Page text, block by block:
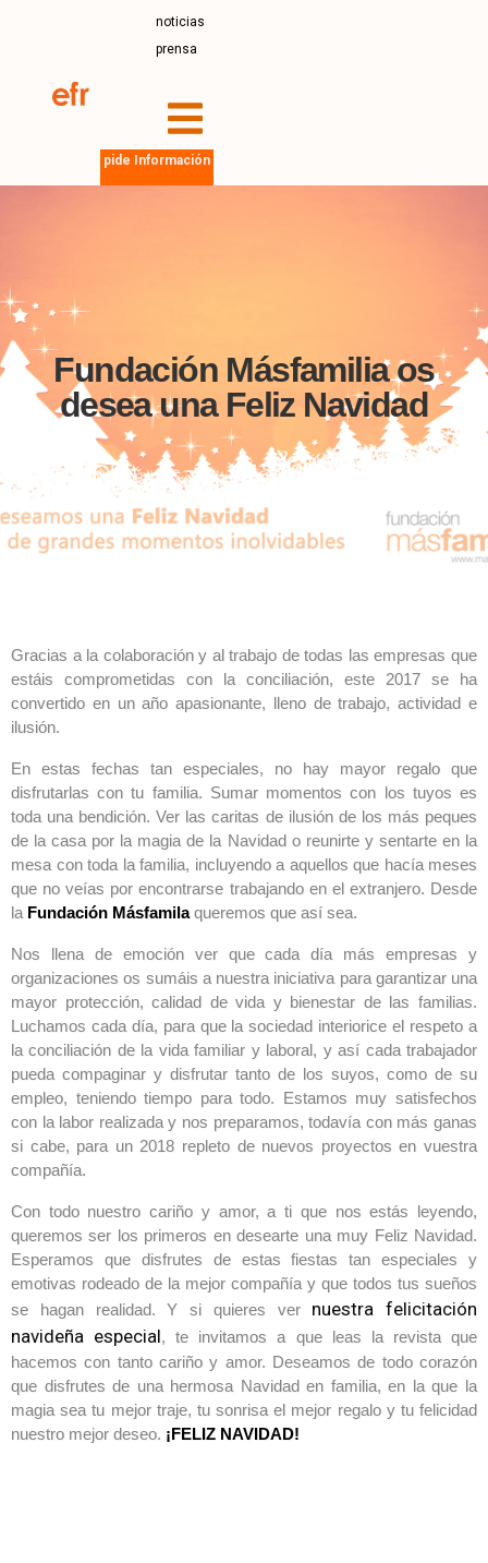
noticias
prensa
pide Información
Fundación Másfamilia os
desea una Feliz Navidad
Gracias a la colaboración y al trabajo de todas las empresas que
estáis comprometidas con la conciliación, este 2017 se ha
convertido en un año apasionante, lleno de trabajo, actividad e
ilusión.
En estas fechas tan especiales, no hay mayor regalo que
disfrutarlas con tu familia. Sumar momentos con los tuyos es
toda una bendición. Ver las caritas de ilusión de los más peques
de la casa por la magia de la Navidad o reunirte y sentarte en la
mesa con toda la familia, incluyendo a aquellos que hacía meses
que no veías por encontrarse trabajando en el extranjero. Desde
la Fundación Másfamilaqueremos que así sea.
Nos llena de emoción ver que cada día más empresas y
organizaciones os sumáis a nuestra iniciativa para garantizar una
mayor protección, calidad de vida y bienestar de las familias.
Luchamos cada día, para que la sociedad interiorice el respeto a
la conciliación de la vida familiar y laboral, y así cada trabajador
pueda compaginar y disfrutar tanto de los suyos, como de su
empleo, teniendo tiempo para todo. Estamos muy satisfechos
con la labor realizada y nos preparamos, todavía con más ganas
si cabe, para un 2018 repleto de nuevos proyectos en vuestra
compañía.
Con todo nuestro cariño y amor, a ti que nos estás leyendo,
queremos ser los primeros en desearte una muy Feliz Navidad.
Esperamos que disfrutes de estas fiestas tan especiales y
emotivas rodeado de la mejor compañía y que todos tus sueños
se hagan realidad. Y si quieres ver nuestra felicitación
navideña especial, te invitamos a que leas la revista que
hacemos con tanto cariño y amor. Deseamos de todo corazón
que disfrutes de una hermosa Navidad en familia, en la que la
magia sea tu mejor traje, tu sonrisa el mejor regalo y tu felicidad
nuestro mejor deseo. ¡FELIZ NAVIDAD!